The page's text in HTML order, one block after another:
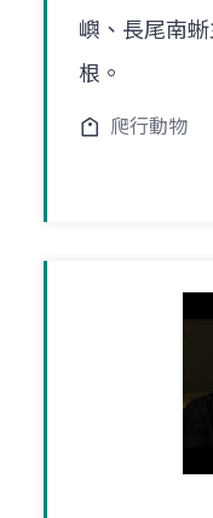
嶼、長尾南
根。
爬行動物